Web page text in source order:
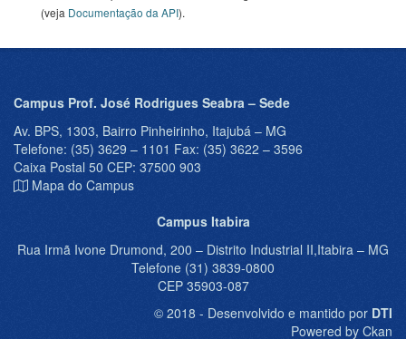
(veja Documentação da API).
Campus Prof. José Rodrigues Seabra – Sede
Av. BPS, 1303, Bairro Pinheirinho, Itajubá – MG
Telefone: (35) 3629 – 1101 Fax: (35) 3622 – 3596
Caixa Postal 50 CEP: 37500 903
Mapa do Campus
Campus Itabira
Rua Irmã Ivone Drumond, 200 – Distrito Industrial II,Itabira – MG
Telefone (31) 3839-0800
CEP 35903-087
© 2018 - Desenvolvido e mantido por DTI
Powered by Ckan